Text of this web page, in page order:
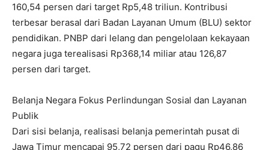
160,54 persen dari target Rp5,48 triliun. Kontribusi
terbesar berasal dari Badan Layanan Umum (BLU) sektor
pendidikan. PNBP dari lelang dan pengelolaan kekayaan
negara juga terealisasi Rp368,14 miliar atau 126,87
persen dari target.
Belanja Negara Fokus Perlindungan Sosial dan Layanan
Publik
Dari sisi belanja, realisasi belanja pemerintah pusat di
Jawa Timur mencapai 95,72 persen dari pagu Rp46,86